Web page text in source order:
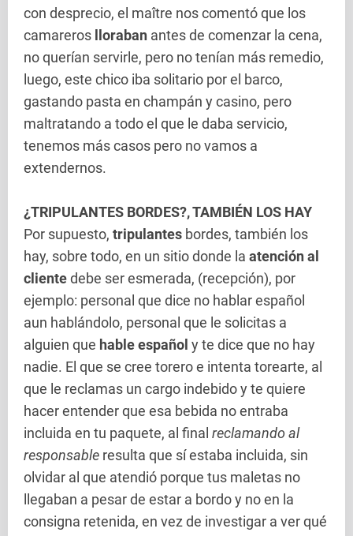
con desprecio, el maître nos comentó que los
camareros
lloraban antes de comenzar la cena,
no querían servirle, pero no tenían más remedio,
luego, este chico iba solitario por el barco,
gastando pasta en champán y casino, pero
maltratando a todo el que le daba servicio,
tenemos más casos pero no vamos a
extendernos.
¿TRIPULANTES BORDES?, TAMBIÉN LOS HAY
Por supuesto, tripulantes bordes, también los
hay, sobre todo, en un sitio donde la atención al
clientedebe ser esmerada, (recepción), por
ejemplo: personal que dice no hablar español
aun hablándolo, personal que le solicitas a
alguien que hable español y te dice que no hay
nadie. El que se cree torero e intenta torearte, al
que le reclamas un cargo indebido y te quiere
hacer entender que esa bebida no entraba
incluida en tu paquete, al final reclamando al
responsable resulta que sí estaba incluida, sin
olvidar al que atendió porque tus maletas no
llegaban a pesar de estar a bordo y no en la
consigna retenida, en vez de investigar a ver qué